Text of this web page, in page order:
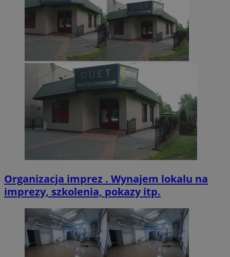
Organizacja imprez . Wynajem lokalu na
imprezy, szkolenia, pokazy itp.